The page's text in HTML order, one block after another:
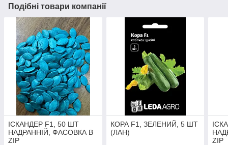
Подібні товари компанії
ІСКАНДЕР F1, 50 ШТ
НАДРАННІЙ, ФАСОВКА В
ZIP
КОРА F1, ЗЕЛЕНИЙ, 5 ШТ
(ЛАН)
ZIP